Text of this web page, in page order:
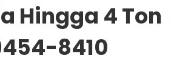
Hingga 4 Ton
8410